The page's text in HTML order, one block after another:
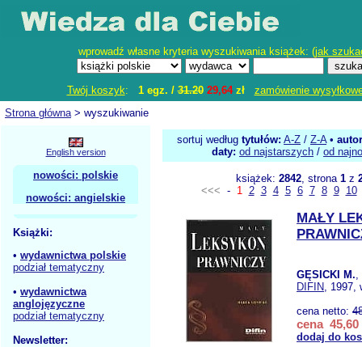
wprowadź własne kryteria wyszukiwania książek: (jak
Twój koszyk: 1 egz. /31.20 29,64zł
zamówienie
Strona główna> wyszukiwanie
English version
nowości: polskie
nowości: angielskie
Książki:
• wydawnictwa polskie
podział tematyczny
• wydawnictwa
anglojęzyczne
podział tematyczny
Newsletter:
sortuj według tytułów: A-Z / Z-A•
daty: od najstarszych / od
książek: 2842, strona 1z
<<< - 1 2 3 4 5 6 7 8 9 10
MAŁY
GĘSICKI M.,
DIFIN, 1997,
cena netto:
cena 45,60
dodaj do